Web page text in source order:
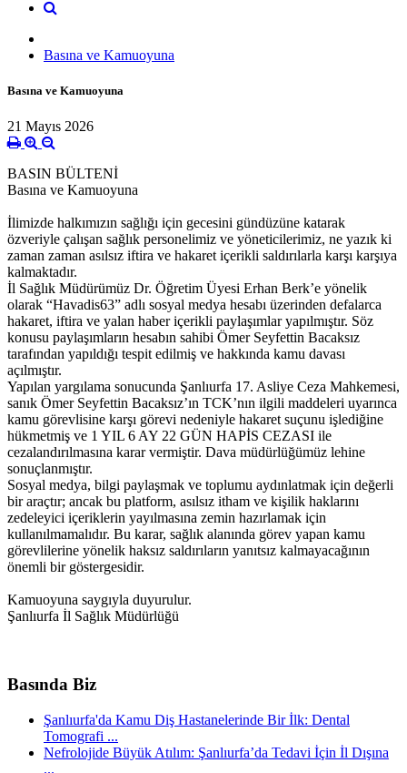
Basına ve Kamuoyuna
Basına ve Kamuoyuna
21 Mayıs 2026
BASIN BÜLTENİ
Basına ve Kamuoyuna
İlimizde halkımızın sağlığı için gecesini gündüzüne katarak
özveriyle çalışan sağlık personelimiz ve yöneticilerimiz, ne yazık ki
zaman zaman asılsız iftira ve hakaret içerikli saldırılarla karşı karşıya
kalmaktadır.
İl Sağlık Müdürümüz Dr. Öğretim Üyesi Erhan Berk’e yönelik
olarak “Havadis63” adlı sosyal medya hesabı üzerinden defalarca
hakaret, iftira ve yalan haber içerikli paylaşımlar yapılmıştır. Söz
konusu paylaşımların hesabın sahibi Ömer Seyfettin Bacaksız
tarafından yapıldığı tespit edilmiş ve hakkında kamu davası
açılmıştır.
Yapılan yargılama sonucunda Şanlıurfa 17. Asliye Ceza Mahkemesi,
sanık Ömer Seyfettin Bacaksız’ın TCK’nın ilgili maddeleri uyarınca
kamu görevlisine karşı görevi nedeniyle hakaret suçunu işlediğine
hükmetmiş ve 1 YIL 6 AY 22 GÜN HAPİS CEZASI ile
cezalandırılmasına karar vermiştir. Dava müdürlüğümüz lehine
sonuçlanmıştır.
Sosyal medya, bilgi paylaşmak ve toplumu aydınlatmak için değerli
bir araçtır; ancak bu platform, asılsız itham ve kişilik haklarını
zedeleyici içeriklerin yayılmasına zemin hazırlamak için
kullanılmamalıdır. Bu karar, sağlık alanında görev yapan kamu
görevlilerine yönelik haksız saldırıların yanıtsız kalmayacağının
önemli bir göstergesidir.
Kamuoyuna saygıyla duyurulur.
Şanlıurfa İl Sağlık Müdürlüğü
Basında Biz
Şanlıurfa'da Kamu Diş Hastanelerinde Bir İlk: Dental
Tomografi ...
Nefrolojide Büyük Atılım: Şanlıurfa’da Tedavi İçin İl Dışına
...